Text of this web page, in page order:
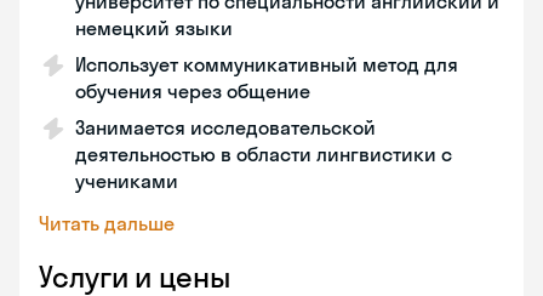
немецкий языки
Использует коммуникативный метод для
обучения через общение
Занимается исследовательской
деятельностью в области лингвистики с
учениками
Читать дальше
Услуги и цены